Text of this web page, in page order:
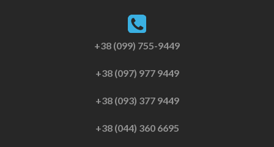
+38 (099) 755-9449
+38 (097) 977 9449
+38 (093) 377 9449
+38 (044) 360 6695